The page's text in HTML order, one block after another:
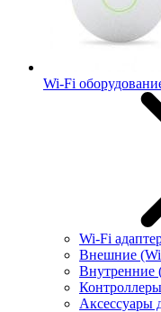
Wi-Fi
Wi-Fi
Внешние
Внутренние
Контроллеры
Аксессуары